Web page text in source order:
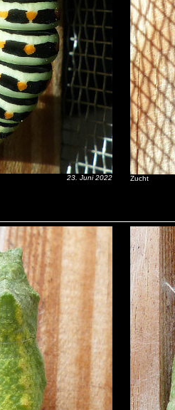
23. Juni 2022 Zucht